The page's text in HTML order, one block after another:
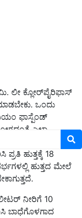
ಲೀ ಕ್ಲೋರ್‌ಪೈರಿಫಾಸ್
ಒಂದು
ಫಾಸ್ಪೆಂಡ್‌
ಎಲ್ಲಾ
ಲೀಟರ್ ನೀರಿಗೆ 3.3
ಹುತ್ತಕ್ಕೆ 18
ಹುತ್ತದ ಮೇಲೆ
ನೀರಿಗೆ 10
ಬಾಧೆಗೊಳಗಾದ